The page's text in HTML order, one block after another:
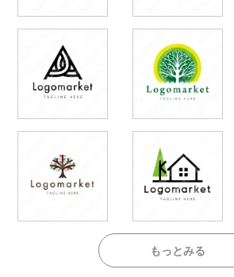
もっとみる